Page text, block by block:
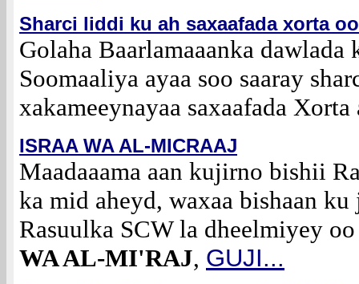
Sharci liddi ku ah saxaafada xorta
Golaha Baarlamaaanka dawlada
Soomaaliya ayaa soo saaray
xakameeynayaa saxaafada
ISRAA WA AL-MICRAAJ
Maadaaama aan kujirno bishii
ka mid aheyd, waxaa bishaan
Rasuulka SCW la dheelmiyey
WA AL-MI'RAJ, GUJI...